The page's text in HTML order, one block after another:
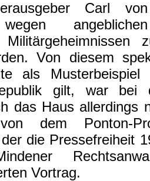
Carl von
angeblichen
Von diesem
als
gilt, war bei
das Haus allerdings
dem Ponton-
die Pressefreiheit
Vortrag.